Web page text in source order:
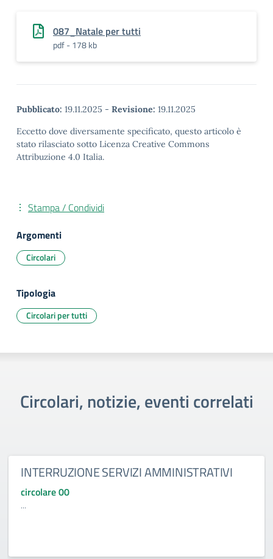
087_Natale per tutti
pdf - 178 kb
Pubblicato: 19.11.2025 - Revisione: 19.11.2025
Eccetto dove diversamente specificato, questo articolo è
stato rilasciato sotto Licenza Creative Commons
Attribuzione 4.0 Italia.
Stampa / Condividi
Argomenti
Circolari
Tipologia
Circolari per tutti
Circolari, notizie, eventi correlati
INTERRUZIONE SERVIZI AMMINISTRATIVI
circolare 00
...